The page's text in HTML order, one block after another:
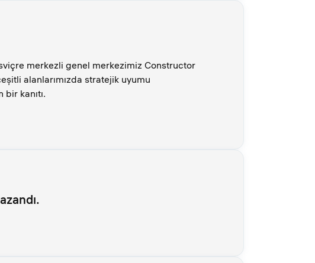
merkezli genel merkezimiz Constructor
alanlarımızda stratejik uyumu
bir kanıtı.